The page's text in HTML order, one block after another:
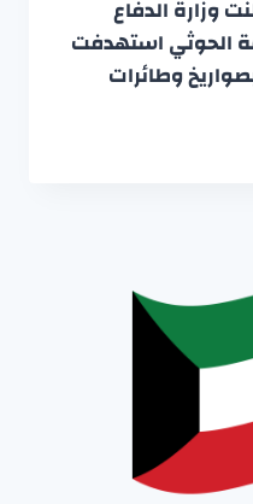
وزارة الدفاع
الحوثي استهدفت
وطائرات